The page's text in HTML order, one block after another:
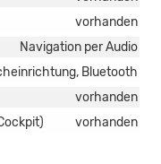
vorhanden
Navigation per Audio
Bluetooth
vorhanden
vorhanden